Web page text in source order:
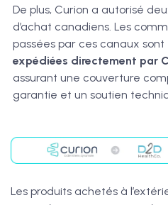
De plus, Curion a autorisé
d’achat canadiens. Les
passées par ces canaux sont
expédiées directement par
assurant une couverture
garantie et un soutien
Les produits achetés à